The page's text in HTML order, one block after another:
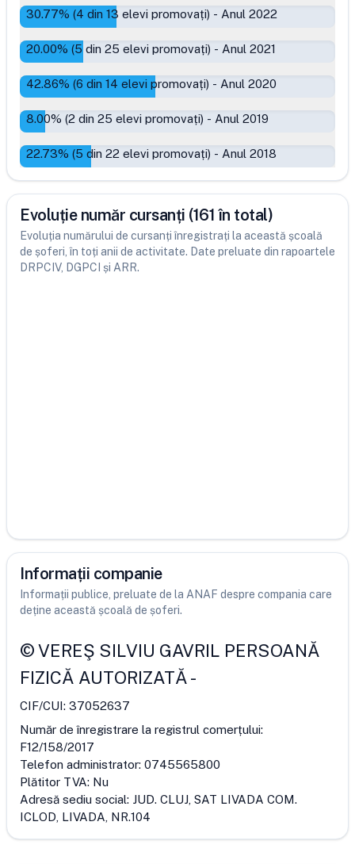
30.77% (4 din 13 elevi promovați) - Anul 2022
20.00% (5 din 25 elevi promovați) - Anul 2021
42.86% (6 din 14 elevi promovați) - Anul 2020
8.00% (2 din 25 elevi promovați) - Anul 2019
22.73% (5 din 22 elevi promovați) - Anul 2018
Evoluție număr cursanți (161 în total)
Evoluția numărului de cursanți înregistrați la această școală
de șoferi, în toți anii de activitate. Date preluate din rapoartele
DRPCIV, DGPCI și ARR.
Informații companie
Informații publice, preluate de la ANAF despre compania care
deține această școală de șoferi.
©VEREŞ SILVIU GAVRIL PERSOANĂ
FIZICĂ AUTORIZATĂ-
CIF/CUI: 37052637
Număr de înregistrare la registrul comerțului:
F12/158/2017
Telefon administrator: 0745565800
Plătitor TVA: Nu
Adresă sediu social: JUD. CLUJ, SAT LIVADA COM.
ICLOD, LIVADA, NR.104